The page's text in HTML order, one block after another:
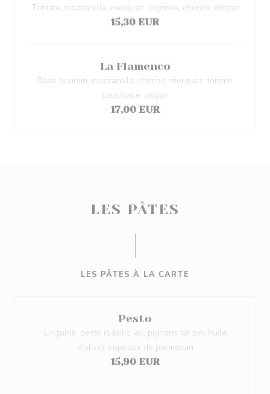
Tomate, mozzarella, merguez, oignons, chorizo, origan
15,30 EUR
La Flamenco
Base boursin, mozzarella, chorizo, merguez, tomme
cauchoise, origan
17,00 EUR
LES PÂTES
LES PÂTES À LA CARTE
Pesto
Linguine, pesto (basilic, ail, pignons de pin, huile
d'olive), copeaux de parmesan
15,90 EUR